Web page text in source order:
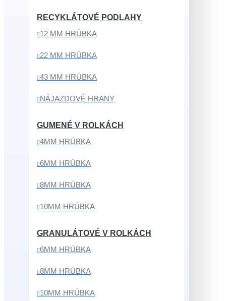
RECYKLÁTOVÉ PODLAHY
12 MM HRÚBKA
22 MM HRÚBKA
43 MM HRÚBKA
NÁJAZDOVÉ HRANY
GUMENÉ V ROLKÁCH
4MM HRÚBKA
6MM HRÚBKA
8MM HRÚBKA
10MM HRÚBKA
GRANULÁTOVÉ V ROLKÁCH
6MM HRÚBKA
8MM HRÚBKA
10MM HRÚBKA